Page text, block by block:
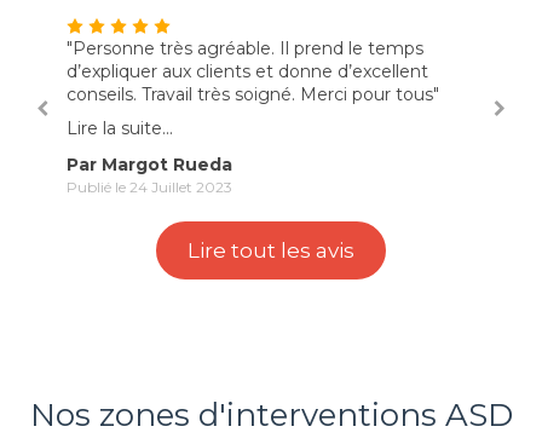
"Personne très agréable. Il prend le temps
d’expliquer aux clients et donne d’excellent
conseils. Travail très soigné. Merci pour tous"
Lire la suite...
Par Margot Rueda
Publié le 24 Juillet 2023
Lire
Lire tout les avis
Nos zones d'interventions ASD